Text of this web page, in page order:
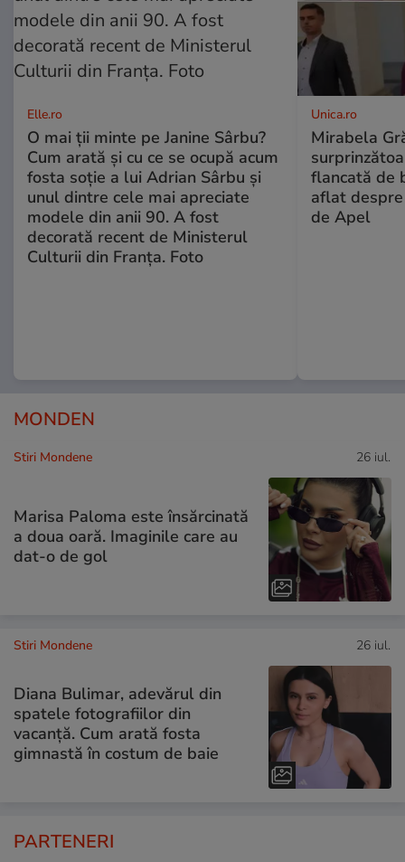
Elle.ro
O mai ții minte pe Janine Sârbu?
Cum arată și cu ce se ocupă acum
fosta soție a lui Adrian Sârbu și
unul dintre cele mai apreciate
modele din anii 90. A fost
decorată recent de Ministerul
Culturii din Franța. Foto
Unica.ro
Mirabela
flancată de
aflat
de Apel
MONDEN
Stiri Mondene 26 iul.
Marisa Paloma este însărcinată
a doua oară. Imaginile care au
dat-o de gol
Stiri Mondene 26 iul.
Diana Bulimar, adevărul din
spatele fotografiilor din
vacanță. Cum arată fosta
gimnastă în costum de baie
PARTENERI